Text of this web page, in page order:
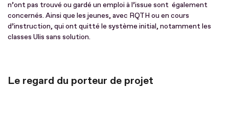
n’ont pas trouvé ou gardé un emploi à l’issue sont également
concernés. Ainsi que les jeunes, avec RQTH ou en cours
d’instruction, qui ont quitté le système initial, notamment les
classes Ulis sans solution.
Le regard du porteur de projet